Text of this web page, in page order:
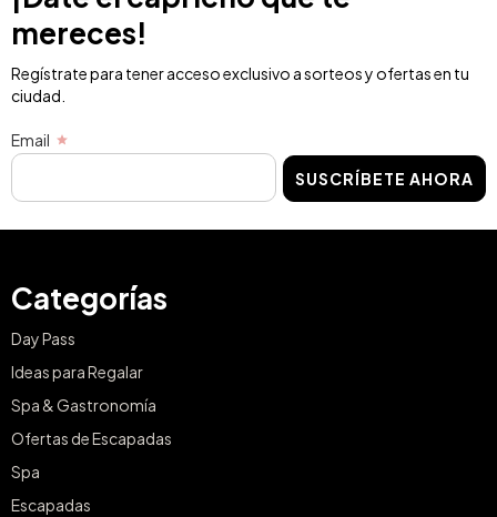
mereces!
Regístrate para tener acceso exclusivo a sorteos y ofertas en tu
ciudad.
Email
SUSCRÍBETE AHORA
Categorías
Day Pass
Ideas para Regalar
Spa & Gastronomía
Ofertas de Escapadas
Spa
Escapadas